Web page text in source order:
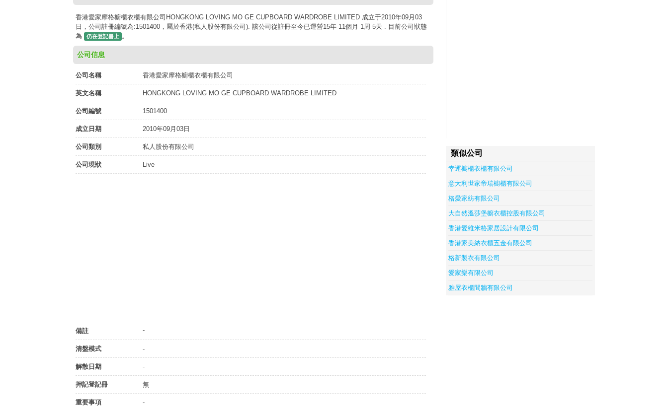
香港愛家摩格櫥櫃衣櫃有限公司HONGKONG LOVING MO GE CUPBOARD WARDROBE LIMITED 成立于2010年09月03
日，公司註冊編號為:1501400，屬於香港(私人股份有限公司). 該公司從註冊至今已運營15年 11個月 1周 5天 . 目前公司狀態
為
仍在登記冊上 。
公司信息
公司名稱 香港愛家摩格櫥櫃衣櫃有限公司
英文名稱 HONGKONG LOVING MO GE CUPBOARD WARDROBE LIMITED
公司編號 1501400
成立日期 2010年09月03日
公司類別 私人股份有限公司
公司現狀 Live
備註 -
清盤模式 -
解散日期 -
押記登記冊 無
重要事項 -
類似公司
幸運櫥櫃衣櫃有限公司
意大利世家帝瑞櫥櫃有限公司
格愛家紡有限公司
大自然溫莎堡櫥衣櫃控股有限公司
香港愛維米格家居設計有限公司
香港家美納衣櫃五金有限公司
格新製衣有限公司
愛家樂有限公司
雅屋衣櫃間牆有限公司